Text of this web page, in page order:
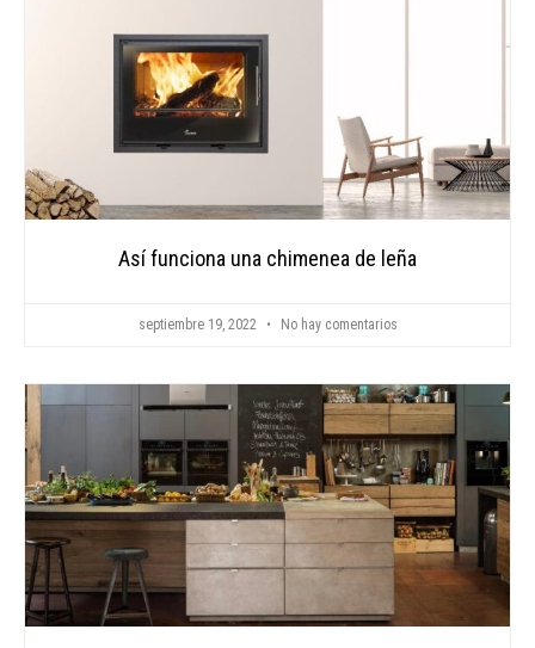
Así funciona una chimenea de leña
septiembre 19, 2022 No hay comentarios